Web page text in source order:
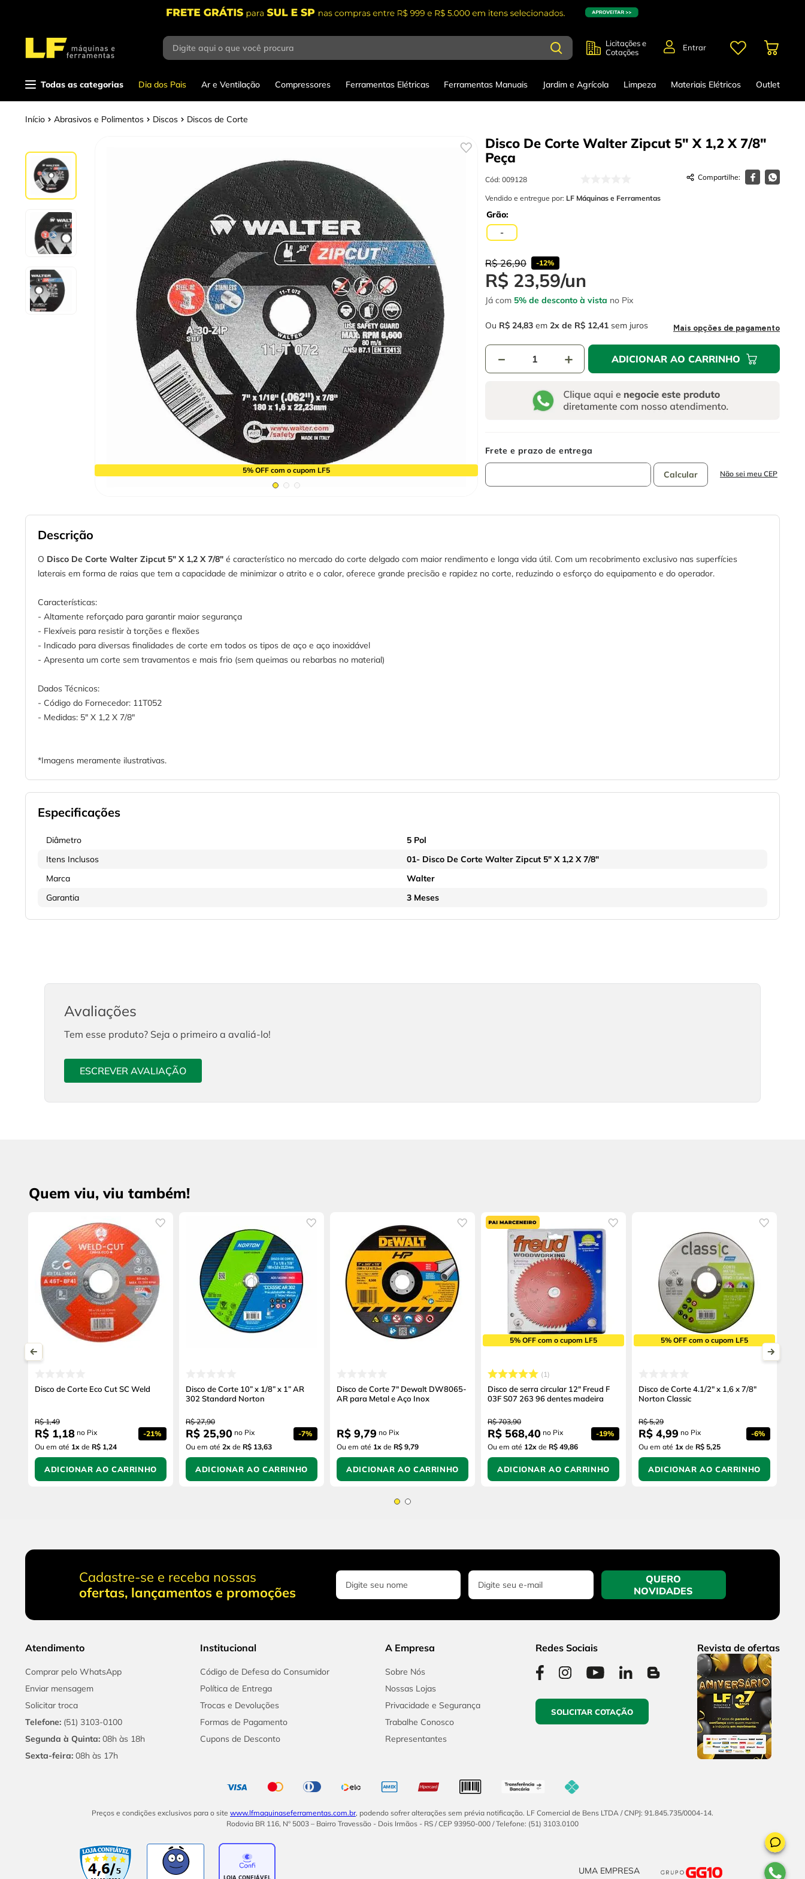
Digite aqui o que você procura
Licitações e
Cotações
Entrar
Todas as categorias Dia dos Pais Ar e Ventilação Compressores Ferramentas Elétricas Ferramentas Manuais Jardim e Agrícola Limpeza Materiais Elétricos Outlet
Abrasivos e Polimentos Discos Discos de Corte
5% OFF com o cupom LF5
Disco De Corte Walter Zipcut 5" X 1,2 X 7/8"
Peça
Cód: 009128
Vendido e entregue por: LF Máquinas e Ferramentas
Grão
-
R$ 26,90 -12%
R$ 23,59/un
Já com 5% de desconto à vista no Pix
Ou R$ 24,83 em 2 R$ 12,41 sem juros Mais opções de pagamento
＋
－ ADICIONAR AO CARRINHO
Não sei meu CEP
Descrição
O Disco De Corte Walter Zipcut 5" X 1,2 X 7/8" é característico no mercado do corte delgado com maior rendimento e longa vida útil. Com um recobrimento exclusivo nas superfícies
laterais em forma de raias que tem a capacidade de minimizar o atrito e o calor, oferece grande precisão e rapidez no corte, reduzindo o esforço do equipamento e do operador.
Características:
- Altamente reforçado para garantir maior segurança
- Flexíveis para resistir à torções e flexões
- Indicado para diversas finalidades de corte em todos os tipos de aço e aço inoxidável
- Apresenta um corte sem travamentos e mais frio (sem queimas ou rebarbas no material)
Dados Técnicos:
- Código do Fornecedor: 11T052
- Medidas: 5" X 1,2 X 7/8"
*Imagens meramente ilustrativas.
Especificações
Diâmetro
5 Pol
Itens Inclusos
01- Disco De Corte Walter Zipcut 5" X 1,2 X 7/8"
Marca
Walter
Garantia
3 Meses
Avaliações
Tem esse produto? Seja o primeiro a avaliá-lo!
ESCREVER AVALIAÇÃO
Quem viu, viu também!
Disco de Corte Eco Cut SC Weld
R$ 1,49
R$ 1,18 no Pix -21%
Ou em até 1x de R$ 1,24
ADICIONAR AO CARRINHO
Disco de Corte 10” x 1/8” x 1” AR
302 Standard Norton
R$ 27,90
R$ 25,90 no Pix -7%
Ou em até 2x de R$ 13,63
ADICIONAR AO CARRINHO
Disco de Corte 7" Dewalt DW8065-
AR para Metal e Aço Inox
R$ 9,79 no Pix
Ou em até 1x de R$ 9,79
ADICIONAR AO CARRINHO
5% OFF com o cupom LF5
1
Disco de serra circular 12" Freud F
03F S07 263 96 dentes madeira
R$ 703,90
R$ 568,40 no Pix -19%
Ou em até 12x de R$ 49,86
ADICIONAR AO CARRINHO
5% OFF com o cupom LF5
Disco de Corte 4.1/2" x 1,6 x 7/8"
Norton Classic
R$ 5,29
R$ 4,99 no Pix -6%
Ou em até 1x de R$ 5,25
ADICIONAR AO CARRINHO
Cadastre-se e receba nossas
ofertas, lançamentos e promoções
QUERO
NOVIDADES
Atendimento
Comprar pelo WhatsApp
Enviar mensagem
Solicitar troca
Telefone: (51) 3103-0100
Segunda à Quinta: 08h às 18h
Sexta-feira: 08h às 17h
Institucional
Código de Defesa do Consumidor
Política de Entrega
Trocas e Devoluções
Formas de Pagamento
Cupons de Desconto
A Empresa
Sobre Nós
Nossas Lojas
Privacidade e Segurança
Trabalhe Conosco
Representantes
Redes Sociais
SOLICITAR COTAÇÃO
Revista de ofertas
Preços e condições exclusivos para o site www.lfmaquinaseferramentas.com.br, podendo sofrer alterações sem prévia notificação. LF Comercial de Bens LTDA / CNPJ: 91.845.735/0004-14.
Rodovia BR 116, Nº 5003 – Bairro Travessão - Dois Irmãos - RS / CEP 93950-000 / Telefone: (51) 3103.0100
UMA EMPRESA
Termos mais
buscados
parafusadeira
escada
serra circular
fio
serra copo
disco corte
chave impacto
luva